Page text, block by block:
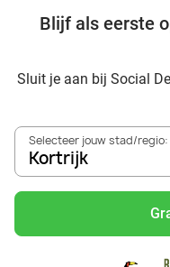
Blijf als eerste
Sluit je aan bij Social
Selecteer jouw stad/regio:
Kortrijk
Trampolinespringen bij
beste dierentuin van
Ontdek de beste
Voordelig sushi
in Kortrijk en omgeving
beautydeals
Schoonheidssalons in
arrangementen
Met korting zwemmen